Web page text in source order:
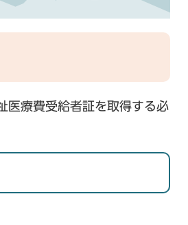
医療費受給者証を取得する必